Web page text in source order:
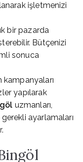
işletmenizi
bir pazarda
Bütçenizi
sonuca
kampanyaları
yapılarak
uzmanları,
gerekli ayarlamaları